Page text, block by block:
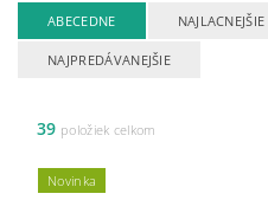
ABECEDNE NAJLACNEJŠIE
NAJPREDÁVANEJŠIE
39 položiek celkom
Novinka